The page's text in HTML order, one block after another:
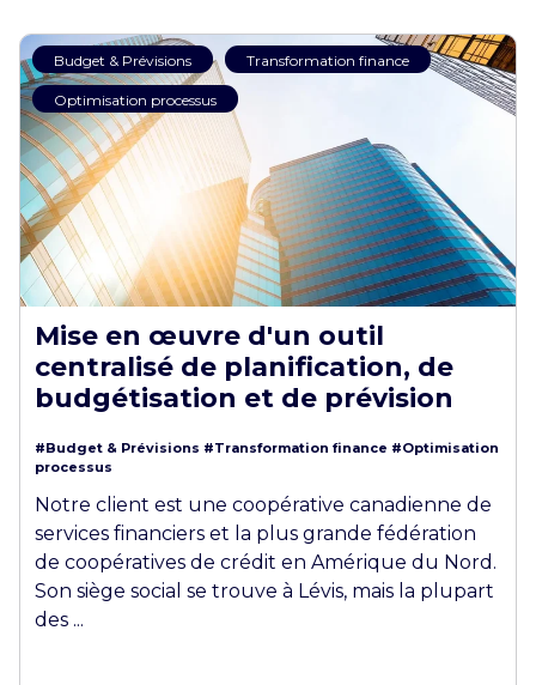
Budget & Prévisions Transformation finance
Optimisation processus
Mise en œuvre d'un outil
centralisé de planification, de
budgétisation et de prévision
#Budget & Prévisions #Transformation finance #Optimisation
processus
Notre client est une coopérative canadienne de
services financiers et la plus grande fédération
de coopératives de crédit en Amérique du Nord.
Son siège social se trouve à Lévis, mais la plupart
des ...